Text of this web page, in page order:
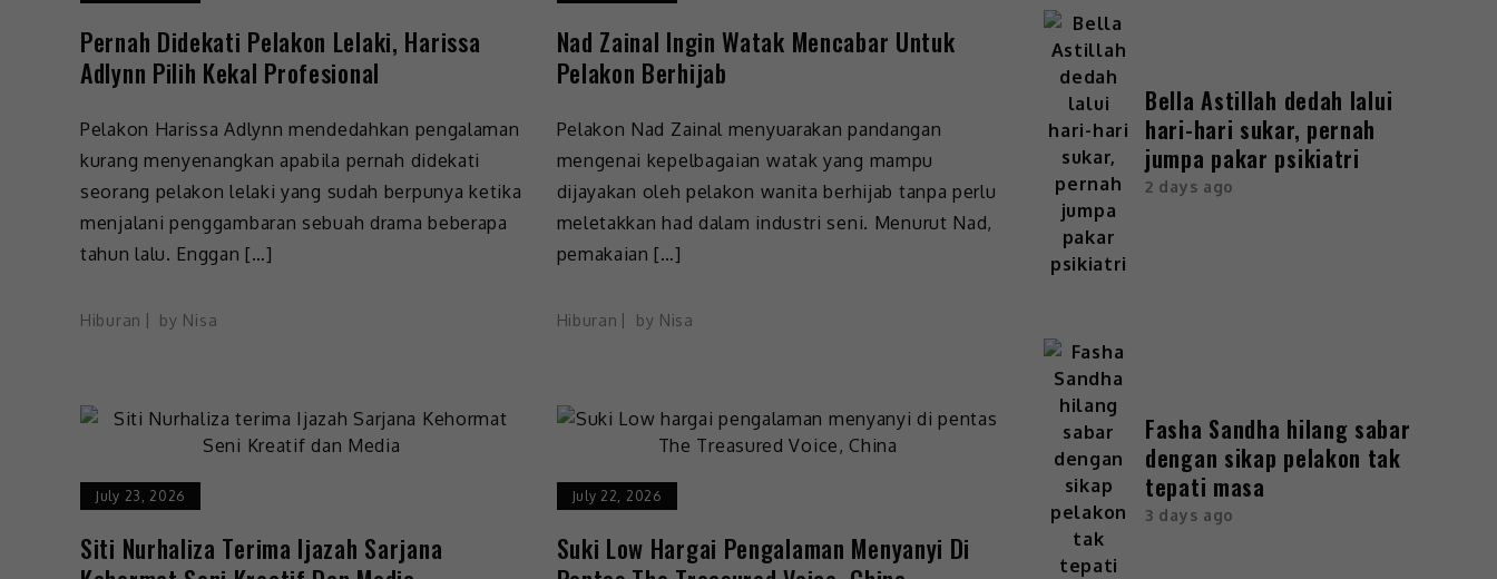
Pernah Didekati Pelakon Lelaki, Harissa
Adlynn Pilih Kekal Profesional
Pelakon Harissa Adlynn mendedahkan pengalaman
kurang menyenangkan apabila pernah didekati
seorang pelakon lelaki yang sudah berpunya ketika
menjalani penggambaran sebuah drama beberapa
tahun lalu. Enggan […]
Hiburan by Nisa
Nad Zainal Ingin Watak Mencabar Untuk
Pelakon Berhijab
Pelakon Nad Zainal menyuarakan pandangan
mengenai kepelbagaian watak yang mampu
dijayakan oleh pelakon wanita berhijab tanpa perlu
meletakkan had dalam industri seni. Menurut Nad,
pemakaian […]
Hiburan by Nisa
July 23, 2026
Siti Nurhaliza Terima Ijazah Sarjana
July 22, 2026
Suki Low Hargai Pengalaman Menyanyi Di
Bella Astillah dedah lalui
hari-hari sukar, pernah
jumpa pakar psikiatri
2 days ago
Fasha Sandha hilang sabar
dengan sikap pelakon tak
tepati masa
3 days ago